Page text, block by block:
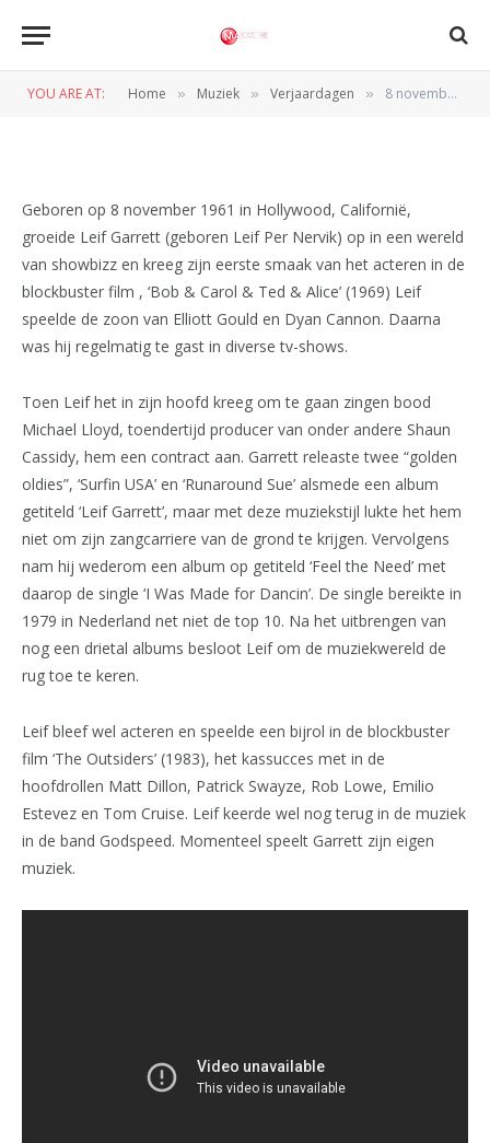
YOU ARE AT: Home » Muziek » Verjaardagen » 8 november, de verjaardag van Leif Garrett
8 november, de verjaardag van
Geboren op 8 november 1961 in Hollywood, Californië,
groeide Leif Garrett (geboren Leif Per Nervik) op in een wereld
van showbizz en kreeg zijn eerste smaak van het acteren in de
blockbuster film , ‘Bob & Carol & Ted & Alice’ (1969) Leif
speelde de zoon van Elliott Gould en Dyan Cannon. Daarna
was hij regelmatig te gast in diverse tv-shows.
Toen Leif het in zijn hoofd kreeg om te gaan zingen bood
Michael Lloyd, toendertijd producer van onder andere Shaun
Cassidy, hem een contract aan. Garrett releaste twee “golden
oldies”, ‘Surfin USA’ en ‘Runaround Sue’ alsmede een album
getiteld ‘Leif Garrett’, maar met deze muziekstijl lukte het hem
niet om zijn zangcarriere van de grond te krijgen. Vervolgens
nam hij wederom een album op getiteld ‘Feel the Need’ met
daarop de single ‘I Was Made for Dancin’. De single bereikte in
1979 in Nederland net niet de top 10. Na het uitbrengen van
nog een drietal albums besloot Leif om de muziekwereld de
rug toe te keren.
Leif bleef wel acteren en speelde een bijrol in de blockbuster
film ‘The Outsiders’ (1983), het kassucces met in de
hoofdrollen Matt Dillon, Patrick Swayze, Rob Lowe, Emilio
Estevez en Tom Cruise. Leif keerde wel nog terug in de muziek
in de band Godspeed. Momenteel speelt Garrett zijn eigen
muziek.